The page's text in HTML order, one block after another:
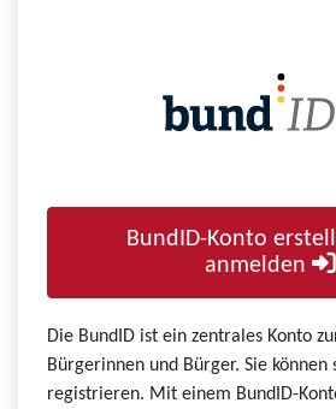
BundID-Konto
anmelden
Die BundID ist ein zentrales Konto
Bürgerinnen und Bürger. Sie können
registrieren. Mit einem BundID-